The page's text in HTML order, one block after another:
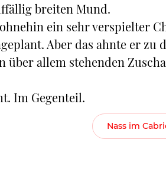
breiten Mund.
ein sehr verspielter
Aber das ahnte er zu
allem stehenden
Im Gegenteil.
Nass im